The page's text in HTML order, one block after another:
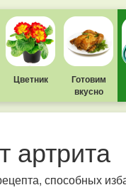
Цветник
Готовим
вкусно
артрита
способных